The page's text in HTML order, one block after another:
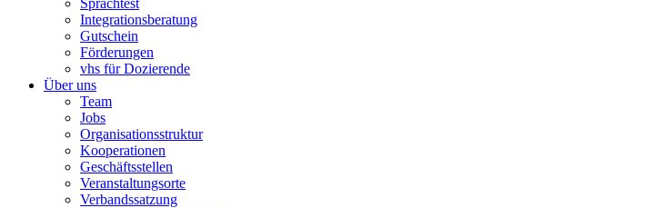
Sprachtest
Integrationsberatung
Gutschein
Förderungen
vhs für Dozierende
Über uns
Team
Jobs
Organisationsstruktur
Kooperationen
Geschäftsstellen
Veranstaltungsorte
Verbandssatzung